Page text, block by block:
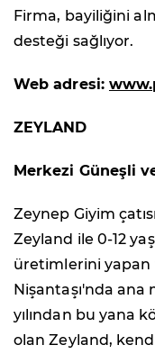
Firma, bayiliğini
desteği sağlıyor.
Web adresi:
ZEYLAND
Merkezi Güneşli
Zeynep Giyim
Zeyland ile 0-12
üretimlerini yapan
Nişantaşı'nda ana
yılından bu yana
olan Zeyland,